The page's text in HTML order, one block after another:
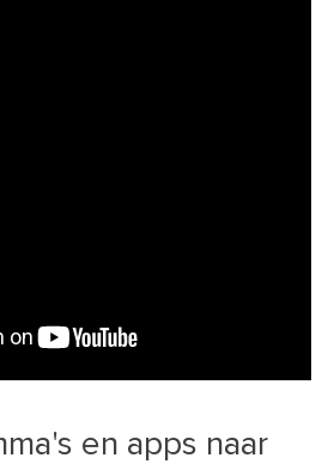
en apps naar